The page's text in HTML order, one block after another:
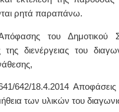
ρητά παραπάνω.
του Δημοτικού
της διενέργειας του
642/18.4.2014
των υλικών του